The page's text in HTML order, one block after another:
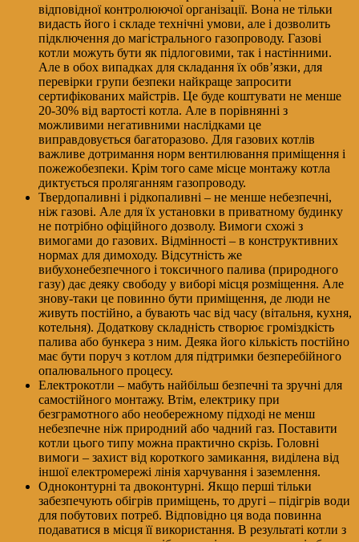
відповідної контролюючої організації. Вона не тільки
видасть його і складе технічні умови, але і дозволить
підключення до магістрального газопроводу. Газові
котли можуть бути як підлоговими, так і настінними.
Але в обох випадках для складання їх обв’язки, для
перевірки групи безпеки найкраще запросити
сертифікованих майстрів. Це буде коштувати не менше
20-30% від вартості котла. Але в порівнянні з
можливими негативними наслідками це
виправдовується багаторазово. Для газових котлів
важливе дотримання норм вентилювання приміщення і
пожежобезпеки. Крім того саме місце монтажу котла
диктується проляганням газопроводу.
Твердопаливні і рідкопаливні – не менше небезпечні,
ніж газові. Але для їх установки в приватному будинку
не потрібно офіційного дозволу. Вимоги схожі з
вимогами до газових. Відмінності – в конструктивних
нормах для димоходу. Відсутність же
вибухонебезпечного і токсичного палива (природного
газу) дає деяку свободу у виборі місця розміщення. Але
знову-таки це повинно бути приміщення, де люди не
живуть постійно, а бувають час від часу (вітальня, кухня,
котельня). Додаткову складність створює громіздкість
палива або бункера з ним. Деяка його кількість постійно
має бути поруч з котлом для підтримки безперебійного
опалювального процесу.
Електрокотли – мабуть найбільш безпечні та зручні для
самостійного монтажу. Втім, електрику при
безграмотного або необережному підході не менш
небезпечне ніж природний або чадний газ. Поставити
котли цього типу можна практично скрізь. Головні
вимоги – захист від короткого замикання, виділена від
іншої електромережі лінія харчування і заземлення.
Одноконтурні та двоконтурні. Якщо перші тільки
забезпечують обігрів приміщень, то другі – підігрів води
для побутових потреб. Відповідно ця вода повинна
подаватися в місця її використання. В результаті котли з